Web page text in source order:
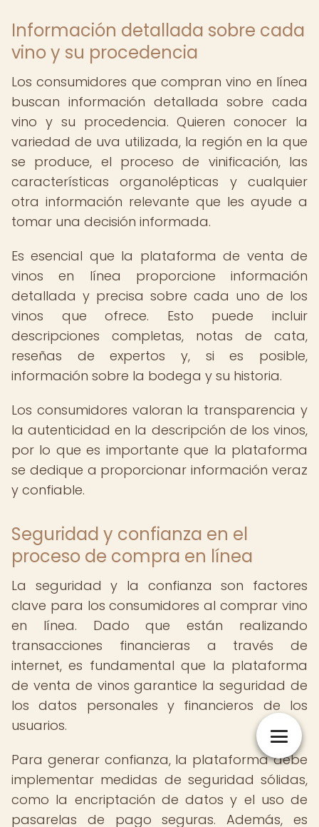
Información detallada sobre cada
vino y su procedencia
Los consumidores que compran vino en línea
buscan información detallada sobre cada
vino y su procedencia. Quieren conocer la
variedad de uva utilizada, la región en la que
se produce, el proceso de vinificación, las
características organolépticas y cualquier
otra información relevante que les ayude a
tomar una decisión informada.
Es esencial que la plataforma de venta de
vinos en línea proporcione información
detallada y precisa sobre cada uno de los
vinos que ofrece. Esto puede incluir
descripciones completas, notas de cata,
reseñas de expertos y, si es posible,
información sobre la bodega y su historia.
Los consumidores valoran la transparencia y
la autenticidad en la descripción de los vinos,
por lo que es importante que la plataforma
se dedique a proporcionar información veraz
y confiable.
Seguridad y confianza en el
proceso de compra en línea
La seguridad y la confianza son factores
clave para los consumidores al comprar vino
en línea. Dado que están realizando
transacciones financieras a través de
internet, es fundamental que la plataforma
de venta de vinos garantice la seguridad de
los datos personales y financieros de los
usuarios.
Para generar confianza, la plataforma debe
implementar medidas de seguridad sólidas,
como la encriptación de datos y el uso de
pasarelas de pago seguras. Además, es